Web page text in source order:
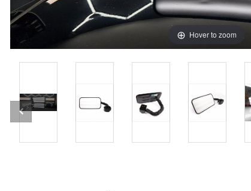
Hover to zoom